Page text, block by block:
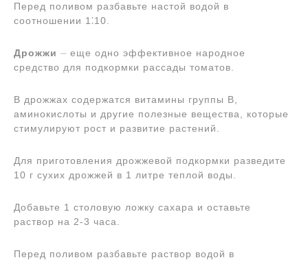
Перед поливом разбавьте настой водой в
соотношении 1⁚10.
Дрожжи ⏤ еще одно эффективное народное
средство для подкормки рассады томатов.
В дрожжах содержатся витамины группы B,
аминокислоты и другие полезные вещества, которые
стимулируют рост и развитие растений.
Для приготовления дрожжевой подкормки разведите
10 г сухих дрожжей в 1 литре теплой воды.
Добавьте 1 столовую ложку сахара и оставьте
раствор на 2-3 часа.
Перед поливом разбавьте раствор водой в